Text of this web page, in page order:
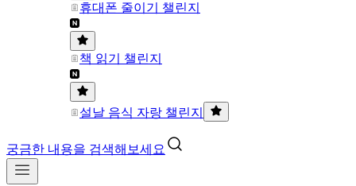
휴대폰 줄이기 챌린지
책 읽기 챌린지
설날 음식 자랑 챌린지
궁금한 내용을 검색해보세요